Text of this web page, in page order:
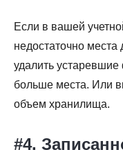
Шаг 4.
Если в вашей
недостаточно
удалить
больше места. Или
объем хранилища.
#4.